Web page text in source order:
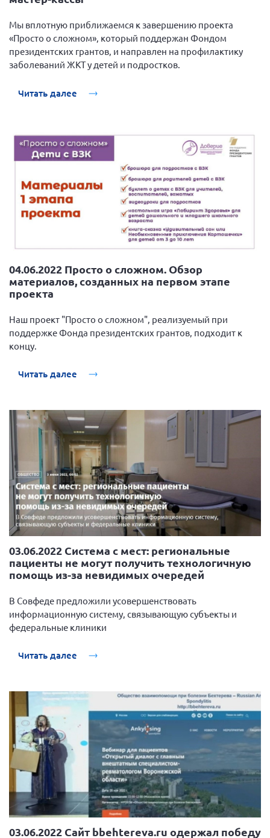
Архангельская область
Брянская область
Владимирская область
Воронежская область
Калининградская область
Кемеровская область
Краснодарский край
Красноярский край
Ленинградская область
г. Москва
Московская область
Нижегородская область
Новгородская область
Пензенская область
Республика Башкортостан
Республика Бурятия
Республика Карелия
Республика Калмыкия
Республика Хакасия
г. Санкт-Петербург
г. Севастополь
Самарская область СОРС
Самарская область ПРИЗМА
Свердловская область
Ставропольский край
Сахалинская область
Томская область
Тульская область
Ульяновская область
Челябинская область
Ярославская область
Мы вплотную приближаемся к завершению проекта
«Просто о сложном», который поддержан Фондом
президентских грантов, и направлен на профилактику
заболеваний ЖКТ у детей и подростков.
Читать далее
04.06.2022 Просто о сложном. Обзор
материалов, созданных на первом этапе
проекта
Наш проект "Просто о сложном", реализуемый при
поддержке Фонда президентских грантов, подходит к
концу.
Читать далее
03.06.2022 Система с мест: региональные
пациенты не могут получить технологичную
помощь из-за невидимых очередей
В Совфеде предложили усовершенствовать
информационную систему, связывающую субъекты и
федеральные клиники
Читать далее
03.06.2022 Сайт bbehtereva.ru одержал победу